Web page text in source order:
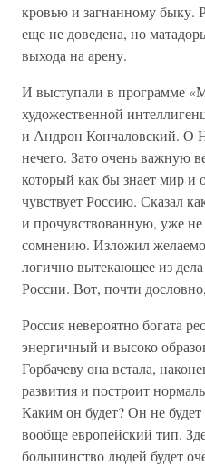
кровью и загнанному быку.
еще не доведена, но
выхода на арену.
И выступали в программе
художественной
и Андрон Кончаловский. О
нечего. Зато очень важную
который как бы знает мир и
чувствует Россию. Сказал
и прочувствованную, уже
сомнению. Изложил
логично вытекающее из
России. Вот, почти
Россия невероятно богата
энергичный и высоко
Горбачеву она встала,
развития и построит
Каким он будет? Он не
вообще европейский тип.
большинство людей будет